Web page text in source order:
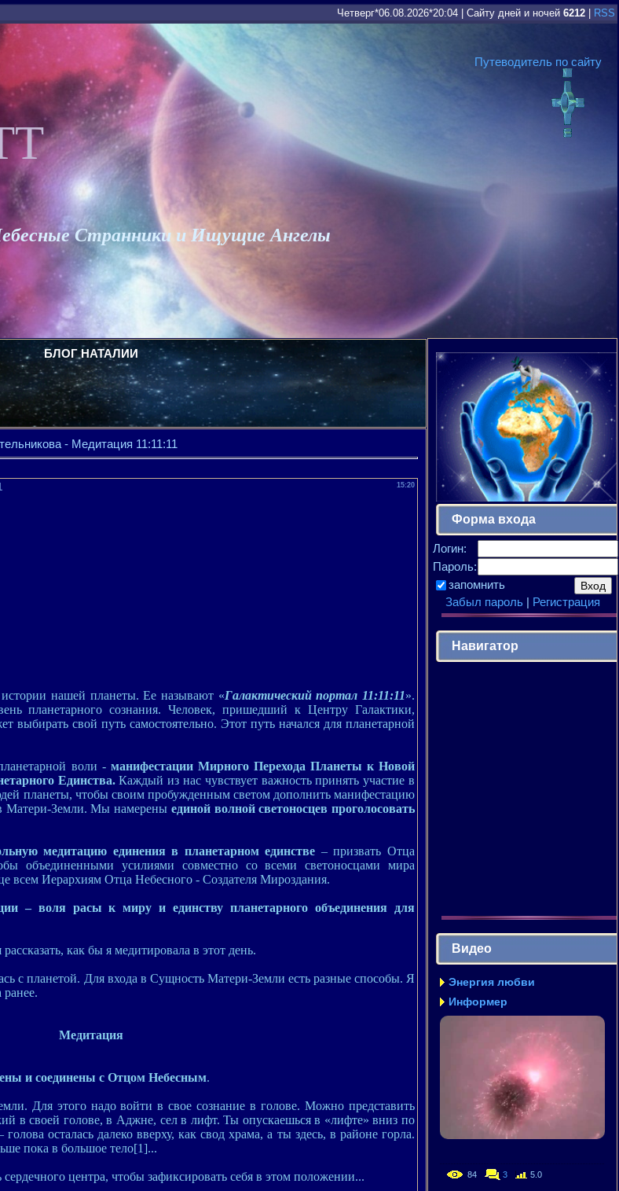
Четверг*06.08.2026*20:04 Сайту дней и ночей 6212 RSS
Путеводитель по сайту
Странники и Ищущие Ангелы
БЛОГ НАТАЛИИ
- Медитация 11:11:11
15:20
истории нашей планеты. Ее называют «Галактический портал 11:11:11».
планетарного сознания. Человек, пришедший к Центру Галактики,
выбирать свой путь самостоятельно. Этот путь начался для планетарной
воли - манифестации Мирного Перехода Планеты к Новой
Единства.Каждый из нас чувствует важность принять участие в
планеты, чтобы своим пробужденным светом дополнить манифестацию
Матери-Земли. Мы намерены единой волной светоносцев проголосовать
медитацию единения в планетарном единстве – призвать Отца
объединенными усилиями совместно со всеми светоносцами мира
всем Иерархиям Отца Небесного - Создателя Мироздания.
– воля расы к миру и единству планетарного объединения для
как бы я медитировала в этот день.
с планетой. Для входа в Сущность Матери-Земли есть разные способы. Я
ранее.
Медитация
и соединены с Отцом Небесным.
Для этого надо войти в свое сознание в голове. Можно представить
в своей голове, в Аджне, сел в лифт. Ты опускаешься в «лифте» вниз по
осталась далеко вверху, как свод храма, а ты здесь, в районе горла.
пока в большое тело[1]...
центра, чтобы зафиксировать себя в этом положении...
Форма входа
Логин:
Пароль:
запомнить
Забыл пароль| Регистрация
Навигатор
Видео
Энергия любви
Информер
84 3 5.0